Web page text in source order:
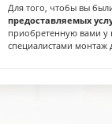
Для того, чтобы вы
предоставляемых
приобретенную вами
специалистами монтаж